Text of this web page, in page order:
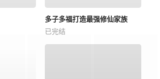
多子多福打造最强修仙家族
已完结